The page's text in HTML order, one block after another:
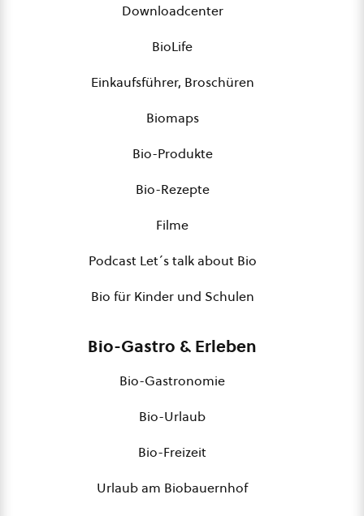
Downloadcenter
BioLife
Einkaufsführer, Broschüren
Biomaps
Bio-Produkte
Bio-Rezepte
Filme
Podcast Let´s talk about Bio
Bio für Kinder und Schulen
Bio-Gastro & Erleben
Bio-Gastronomie
Bio-Urlaub
Bio-Freizeit
Urlaub am Biobauernhof